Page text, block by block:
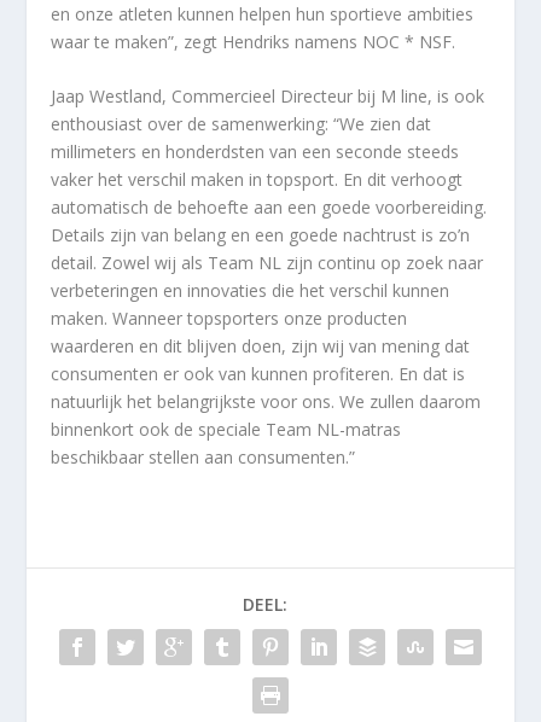
en onze atleten kunnen helpen hun sportieve ambities
waar te maken”, zegt Hendriks namens NOC * NSF.
Jaap Westland, Commercieel Directeur bij M line, is ook
enthousiast over de samenwerking: “We zien dat
millimeters en honderdsten van een seconde steeds
vaker het verschil maken in topsport. En dit verhoogt
automatisch de behoefte aan een goede voorbereiding.
Details zijn van belang en een goede nachtrust is zo’n
detail. Zowel wij als Team NL zijn continu op zoek naar
verbeteringen en innovaties die het verschil kunnen
maken. Wanneer topsporters onze producten
waarderen en dit blijven doen, zijn wij van mening dat
consumenten er ook van kunnen profiteren. En dat is
natuurlijk het belangrijkste voor ons. We zullen daarom
binnenkort ook de speciale Team NL-matras
beschikbaar stellen aan consumenten.”
DEEL: